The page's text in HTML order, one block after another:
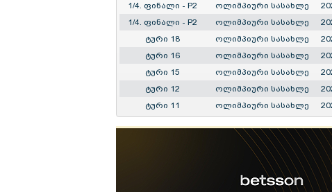
1/4. ფინალი - P2
ოლიმპიური სასახლე
1/4. ფინალი - P2
ოლიმპიური სასახლე
ტური 18
ოლიმპიური სასახლე
ტური 16
ოლიმპიური სასახლე
ტური 15
ოლიმპიური სასახლე
ტური 12
ოლიმპიური სასახლე
ტური 11
ოლიმპიური სასახლე